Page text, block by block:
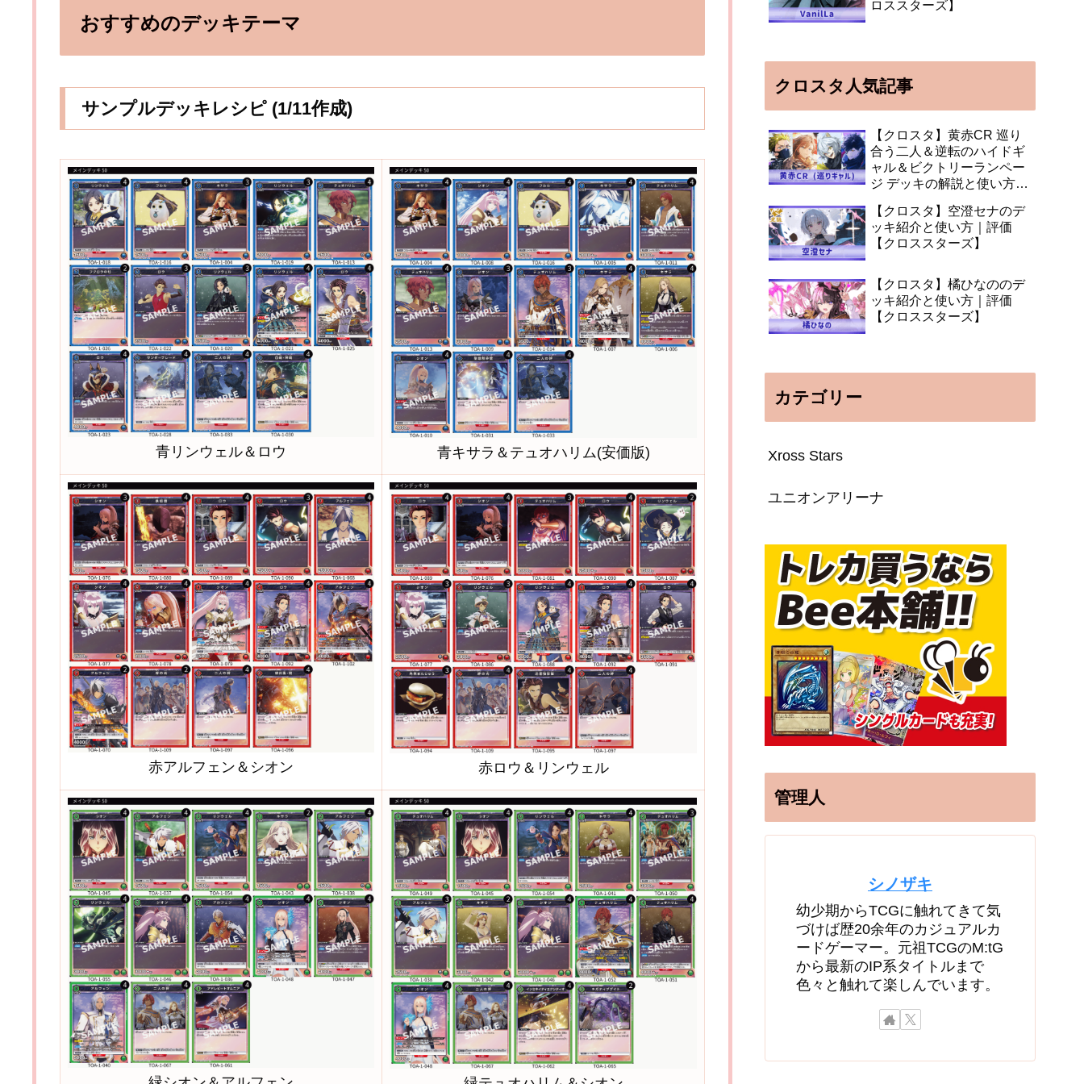
おすすめのデッキテーマ
サンプルデッキレシピ (1/11作成)
青リンウェル＆ロウ 青キサラ＆テュオハリム(安価版)
赤アルフェン＆シオン 赤ロウ＆リンウェル
ロススターズ】
クロスタ人気記事
【クロスタ】黄赤CR 巡り
合う二人＆逆転のハイドギ
ャル＆ビクトリーランペー
ジ デッキの解説と使い方
【クロスタ】空澄セナのデ
ッキ紹介と使い方｜評価
【クロススターズ】
【クロスタ】橘ひなののデ
ッキ紹介と使い方｜評価
【クロススターズ】
カテゴリー
Xross Stars
ユニオンアリーナ
管理人
シノザキ
幼少期からTCGに触れてきて気
づけば歴20余年のカジュアルカ
ードゲーマー。元祖TCGのM:tG
から最新のIP系タイトルまで
色々と触れて楽しんでいます。